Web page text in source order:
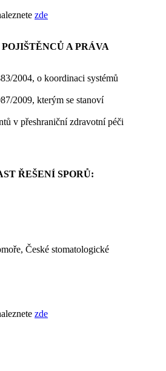
zde
A PRÁVA
2004, o koordinaci systémů
2009, kterým se stanoví
v přeshraniční zdravotní péči
ŘEŠENÍ SPORŮ:
České stomatologické
zde